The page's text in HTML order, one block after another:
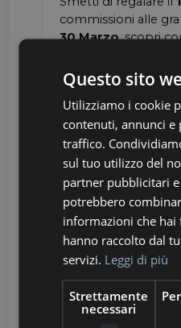
Questo sito
Utilizziamo i cookie
contenuti, annunci e
traffico.
sul tuo utilizzo del
partner pubblicitari
potrebbero
informazioni che
hanno raccolto dal
servizi. Leggi di più
Strettamente
necessari